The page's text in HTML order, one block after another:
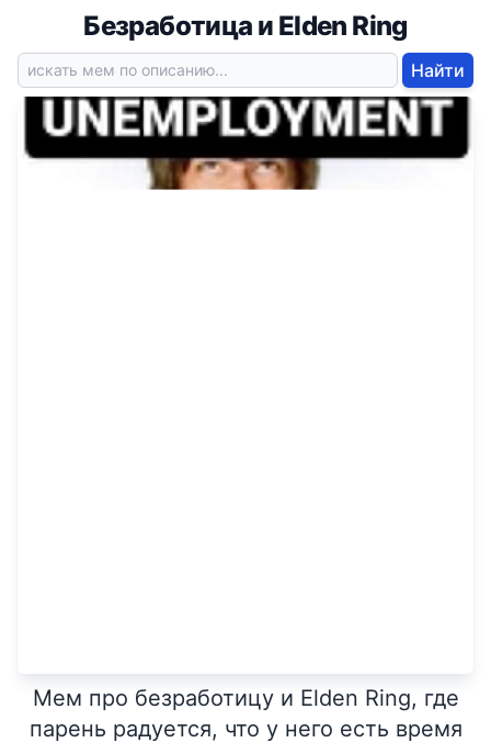
Безработица и Elden Ring
Найти
Мем про безработицу и Elden Ring, где
парень радуется, что у него есть время